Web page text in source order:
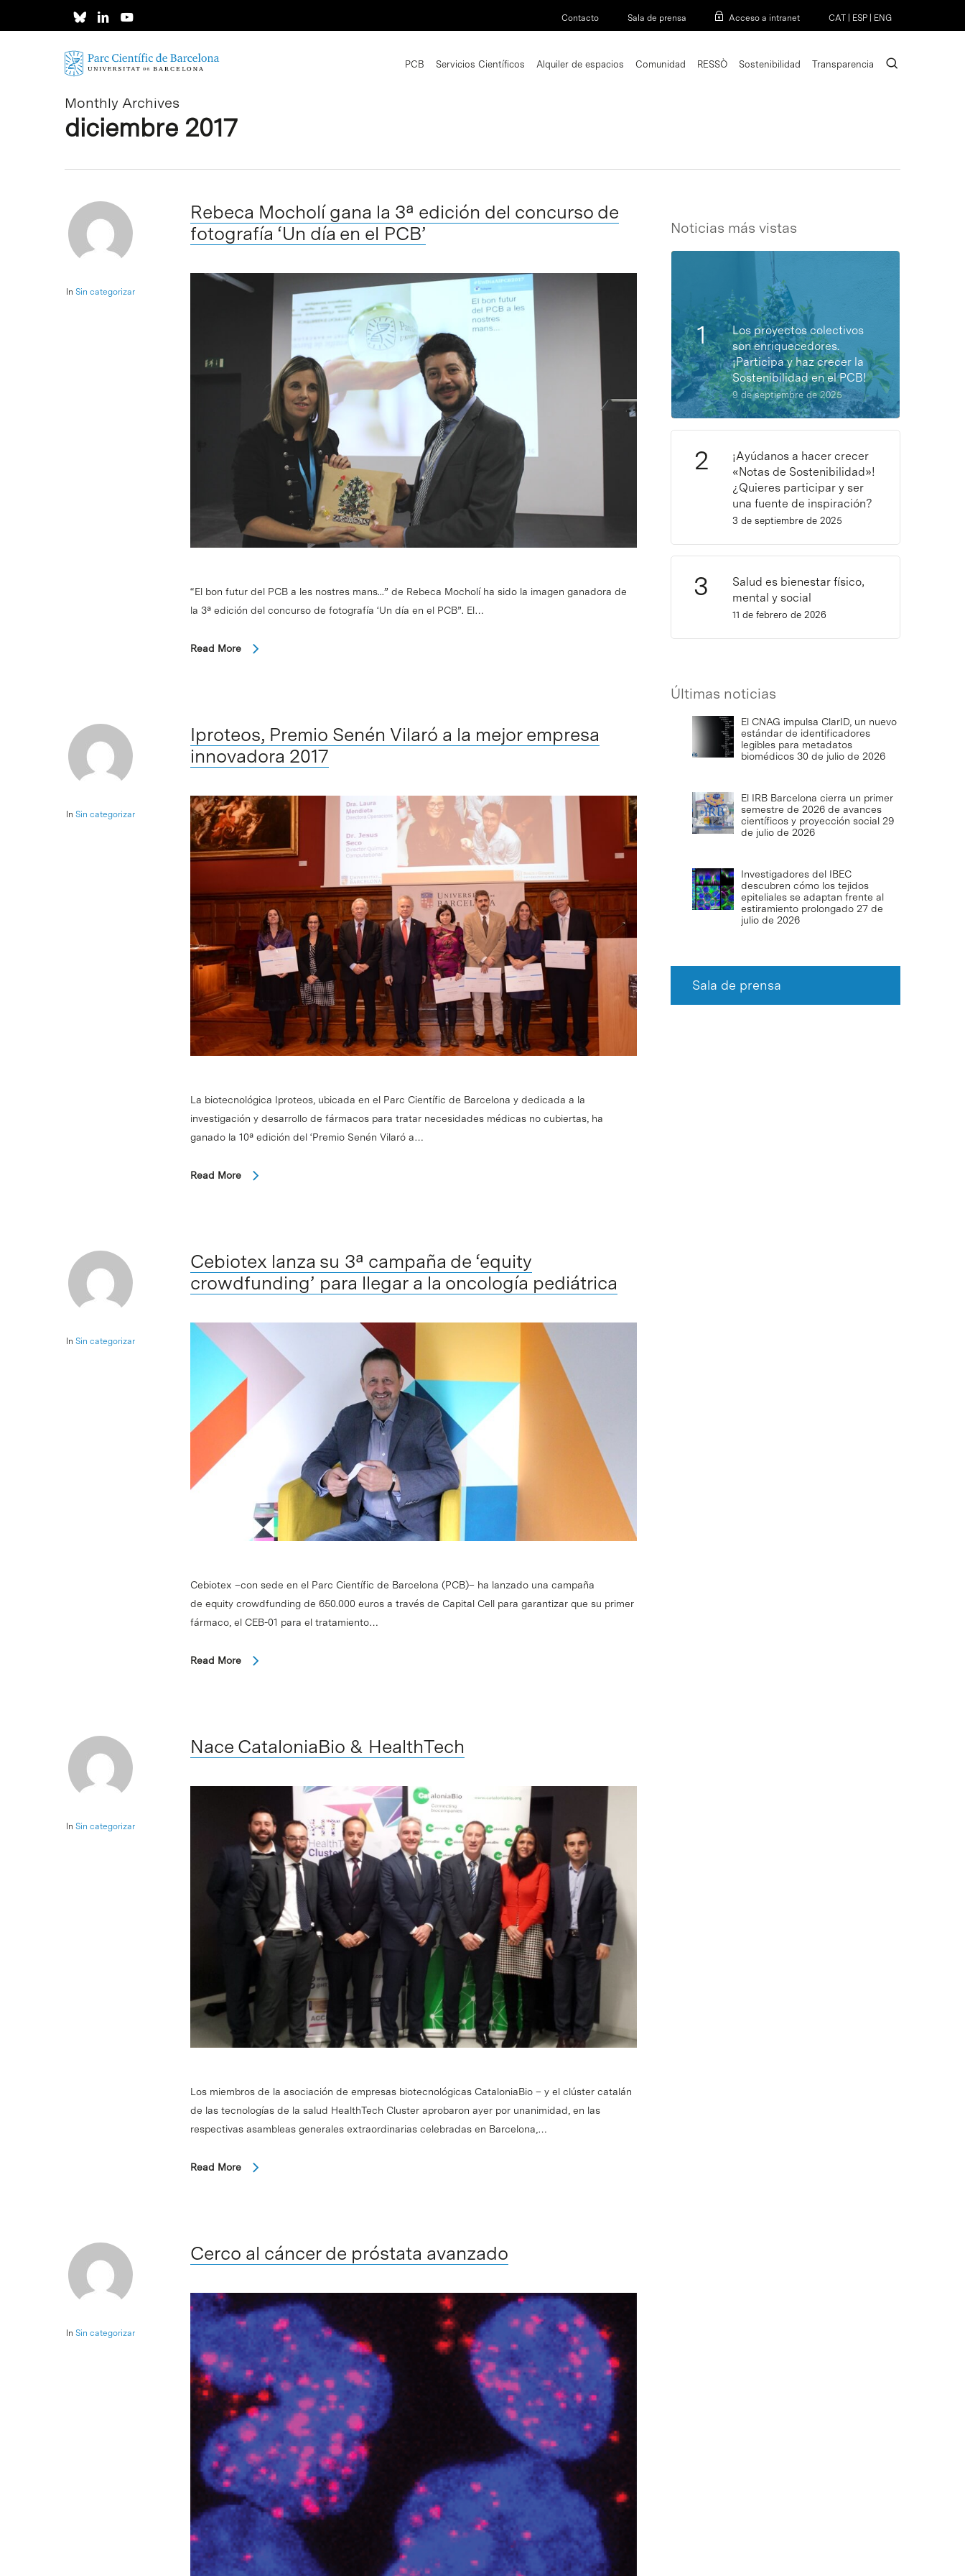
Contacto Sala de prensa Acceso a intranet CAT ESP ENG
PCB Servicios Científicos Alquiler de espacios Comunidad RESSÒ Sostenibilidad Transparencia search
Monthly Archives
diciembre 2017
In Sin categorizar
Rebeca Mocholí gana la 3ª edición del concurso de
fotografía ‘Un día en el PCB’
“El bon futur del PCB a les nostres mans...” de Rebeca Mocholí ha sido la imagen ganadora de
la 3ª edición del concurso de fotografía ‘Un día en el PCB”. El…
Read More
In Sin categorizar
Iproteos, Premio Senén Vilaró a la mejor empresa
innovadora 2017
La biotecnológica Iproteos, ubicada en el Parc Científic de Barcelona y dedicada a la
investigación y desarrollo de fármacos para tratar necesidades médicas no cubiertas, ha
ganado la 10ª edición del ‘Premio Senén Vilaró a…
Read More
In Sin categorizar
Cebiotex lanza su 3ª campaña de ‘equity
crowdfunding’ para llegar a la oncología pediátrica
Cebiotex –con sede en el Parc Científic de Barcelona (PCB)– ha lanzado una campaña
de equity crowdfunding de 650.000 euros a través de Capital Cell para garantizar que su primer
fármaco, el CEB-01 para el tratamiento…
Read More
In Sin categorizar
Nace CataloniaBio & HealthTech
Los miembros de la asociación de empresas biotecnológicas CataloniaBio – y el clúster catalán
de las tecnologías de la salud HealthTech Cluster aprobaron ayer por unanimidad, en las
respectivas asambleas generales extraordinarias celebradas en Barcelona,…
Read More
In Sin categorizar
Cerco al cáncer de próstata avanzado
Noticias más vistas
Los proyectos colectivos
son enriquecedores.
¡Participa y haz crecer la
Sostenibilidad en el PCB!
9 de septiembre de 2025
¡Ayúdanos a hacer crecer
«Notas de Sostenibilidad»!
¿Quieres participar y ser
una fuente de inspiración?
3 de septiembre de 2025
Salud es bienestar físico,
mental y social
11 de febrero de 2026
Últimas noticias
El CNAG impulsa ClarID, un nuevo
estándar de identificadores
legibles para metadatos
biomédicos 30 de julio de 2026
El IRB Barcelona cierra un primer
semestre de 2026 de avances
científicos y proyección social 29
de julio de 2026
Investigadores del IBEC
descubren cómo los tejidos
epiteliales se adaptan frente al
estiramiento prolongado 27 de
julio de 2026
Sala de prensa